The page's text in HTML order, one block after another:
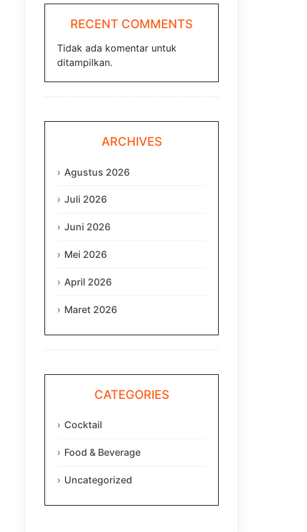
RECENT COMMENTS
Tidak ada komentar untuk
ditampilkan.
ARCHIVES
Agustus 2026
Juli 2026
Juni 2026
Mei 2026
April 2026
Maret 2026
CATEGORIES
Cocktail
Food & Beverage
Uncategorized